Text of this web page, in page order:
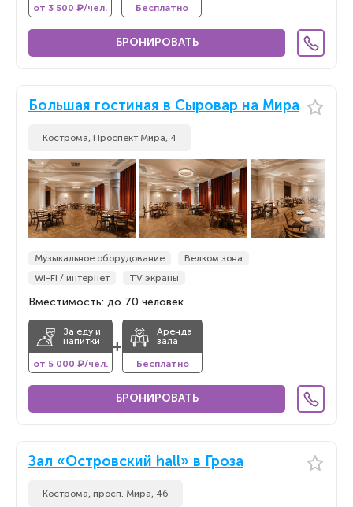
от 3 500 ₽/чел. Бесплатно
БРОНИРОВАТЬ
Большая гостиная в Сыровар на Мира
Кострома, ​Проспект Мира, 4
Музыкальное оборудование
Велком зона
Wi-Fi / интернет
TV экраны
Вместимость: до 70 человек
За еду и
напитки
от 5 000 ₽/чел.
+
Аренда
зала
Бесплатно
БРОНИРОВАТЬ
Зал «Островский hall» в Гроза
Кострома, просп. Мира, 4б